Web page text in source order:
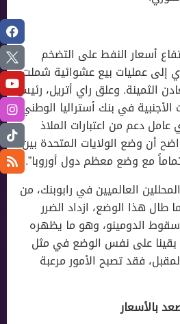
أسعار النفط على التضخم
إلى عمليات بيع عشوائية شملت
الثمينة. وعلق راي أتريل، رئيس
في بنك أستراليا الوطني،
عامل دعم من اعتبارات الملاذ
أن وضع الولايات المتحدة بين
مع وضع معظم دول أوروبا”.
العالميين في رابوبنك، من
طال هذا الوضع، ازداد الضرر
الدومينو، وهو ما يظهره
بقينا على نفس الوضع في مثل
فقد تصبح الأمور مرعبة
بالأسعار